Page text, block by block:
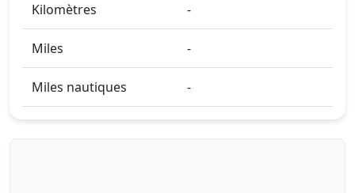
Kilomètres -
Miles -
Miles nautiques -